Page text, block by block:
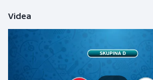
Olympijské hry
Videa